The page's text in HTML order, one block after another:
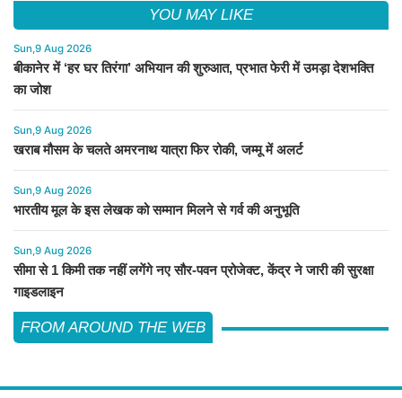
YOU MAY LIKE
Sun,9 Aug 2026
बीकानेर में ‘हर घर तिरंगा’ अभियान की शुरुआत, प्रभात फेरी में उमड़ा देशभक्ति
का जोश
Sun,9 Aug 2026
खराब मौसम के चलते अमरनाथ यात्रा फिर रोकी, जम्मू में अलर्ट
Sun,9 Aug 2026
भारतीय मूल के इस लेखक को सम्मान मिलने से गर्व की अनुभूति
Sun,9 Aug 2026
सीमा से 1 किमी तक नहीं लगेंगे नए सौर-पवन प्रोजेक्ट, केंद्र ने जारी की सुरक्षा
गाइडलाइन
FROM AROUND THE WEB